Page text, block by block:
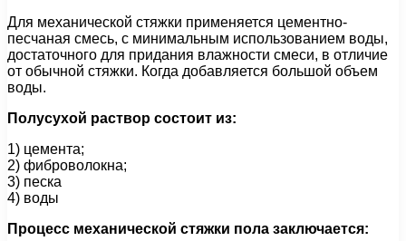
Для механической стяжки применяется цементно-
песчаная смесь, с минимальным использованием воды,
достаточного для придания влажности смеси, в отличие
от обычной стяжки. Когда добавляется большой объем
воды.
Полусухой раствор состоит из:
1) цемента;
2) фиброволокна;
3) песка
4) воды
Процесс механической стяжки пола заключается: